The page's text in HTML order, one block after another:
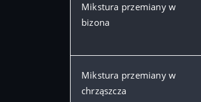
Mikstura przemiany w
bizona
Mikstura przemiany w
chrząszcza